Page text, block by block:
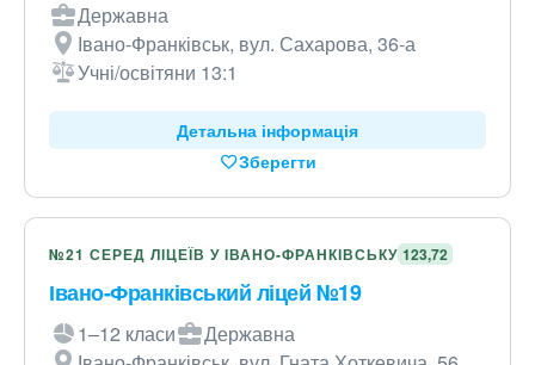
Державна
Івано-Франківськ, вул. Сахарова, 36-а
Учні/освітяни 13:1
Детальна інформація
Зберегти
№21 СЕРЕД ЛІЦЕЇВ У ІВАНО-ФРАНКІВСЬКУ 123,72
Івано-Франківський ліцей №19
1–12 класи
Державна